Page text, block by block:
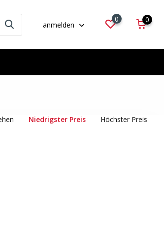
anmelden
0 0
Niedrigster Preis Höchster Preis